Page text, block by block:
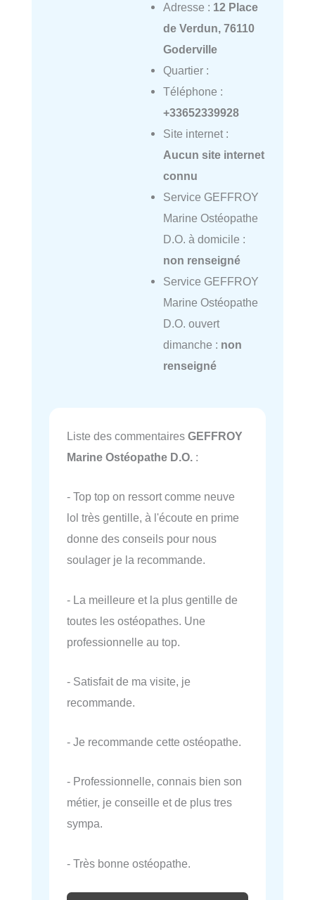
Adresse : 12 Place
de Verdun, 76110
Goderville
Quartier :
Téléphone :
+33652339928
Site internet :
Aucun site internet
connu
Service GEFFROY
Marine Ostéopathe
D.O. à domicile :
non renseigné
Service GEFFROY
Marine Ostéopathe
D.O. ouvert
dimanche : non
renseigné
Liste des commentaires GEFFROY
Marine Ostéopathe D.O. :
- Top top on ressort comme neuve
lol très gentille, à l'écoute en prime
donne des conseils pour nous
soulager je la recommande.
- La meilleure et la plus gentille de
toutes les ostéopathes. Une
professionnelle au top.
- Satisfait de ma visite, je
recommande.
- Je recommande cette ostéopathe.
- Professionnelle, connais bien son
métier, je conseille et de plus tres
sympa.
- Très bonne ostéopathe.